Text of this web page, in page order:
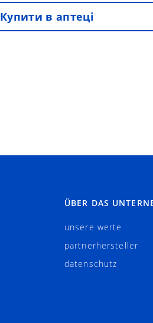
Купити в аптеці
ÜBER DAS
unsere werte
partnerhersteller
datenschutz